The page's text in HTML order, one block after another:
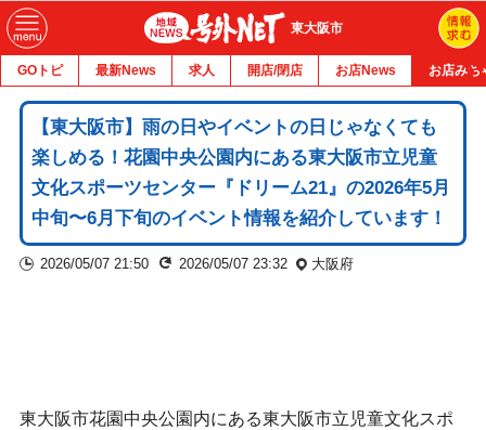
東大阪市
GOトピ 最新News 求人 開店/閉店 お店News お店みち
【東大阪市】雨の日やイベントの日じゃなくても
楽しめる！花園中央公園内にある東大阪市立児童
文化スポーツセンター『ドリーム21』の2026年5月
中旬〜6月下旬のイベント情報を紹介しています！
2026/05/07 21:50 2026/05/07 23:32 大阪府
東大阪市花園中央公園内にある東大阪市立児童文化スポ